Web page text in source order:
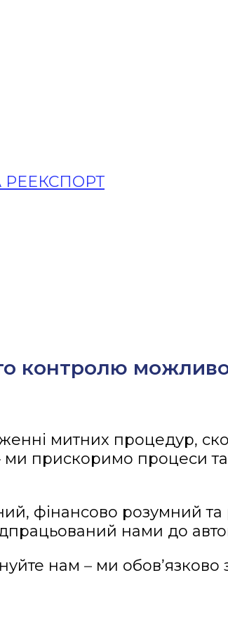
РЕЕКСПОРТ
контролю
митних процедур,
ми прискоримо процеси
фінансово розумний та
нами до
нам – ми